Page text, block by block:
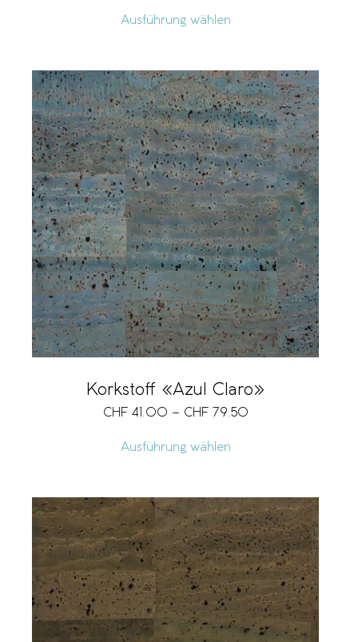
Ausführung wählen
Korkstoff «Azul Claro»
CHF 41.00 – CHF 79.50
Ausführung wählen